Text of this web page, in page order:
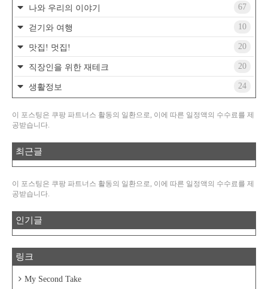
나와 우리의 이야기 67
걷기와 여행 10
맛집! 멋집! 20
직장인을 위한 재테크 20
생활정보 24
이 포스팅은 쿠팡 파트너스 활동의 일환으로, 이에 따른 일정액의 수수료를 제
공받습니다.
최근글
이 포스팅은 쿠팡 파트너스 활동의 일환으로, 이에 따른 일정액의 수수료를 제
공받습니다.
인기글
링크
My Second Take